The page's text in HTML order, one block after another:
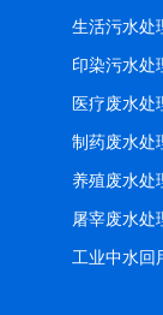
生活污水处
印染污水处
医疗废水处
制药废水处
养殖废水处
屠宰废水处
工业中水回